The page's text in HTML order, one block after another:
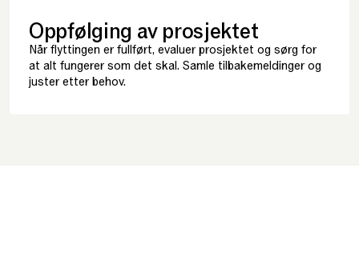
Oppfølging av prosjektet
Når flyttingen er fullført, evaluer prosjektet og sørg for
at alt fungerer som det skal. Samle tilbakemeldinger og
juster etter behov.